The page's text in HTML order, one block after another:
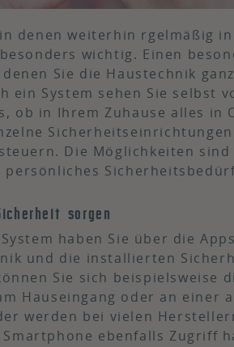
denen weiterhin rgelmäßig
wichtig. Einen
Sie die Haustechnik
ein System sehen Sie selbst
ob in Ihrem Zuhause alles in
Die Möglichkeiten
sorgen
haben Sie über die
und die installierten
Sie sich beispielsweise
Hauseingang oder an einer
werden bei vielen
ebenfalls Zugriff